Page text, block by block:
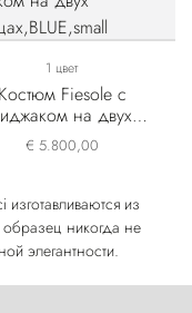
1 цвет
Костюм Fiesole с
на двух
пуговицах
€ 5.800,00
из
никогда не
элегантности.